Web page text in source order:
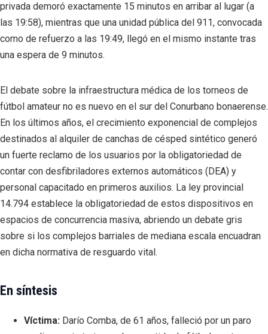
privada demoró exactamente 15 minutos en arribar al lugar (a
las 19:58), mientras que una unidad pública del 911, convocada
como de refuerzo a las 19:49, llegó en el mismo instante tras
una espera de 9 minutos.
El debate sobre la infraestructura médica de los torneos de
fútbol amateur no es nuevo en el sur del Conurbano bonaerense.
En los últimos años, el crecimiento exponencial de complejos
destinados al alquiler de canchas de césped sintético generó
un fuerte reclamo de los usuarios por la obligatoriedad de
contar con desfibriladores externos automáticos (DEA) y
personal capacitado en primeros auxilios. La ley provincial
14.794 establece la obligatoriedad de estos dispositivos en
espacios de concurrencia masiva, abriendo un debate gris
sobre si los complejos barriales de mediana escala encuadran
en dicha normativa de resguardo vital.
En síntesis
Víctima: Darío Comba, de 61 años, falleció por un paro